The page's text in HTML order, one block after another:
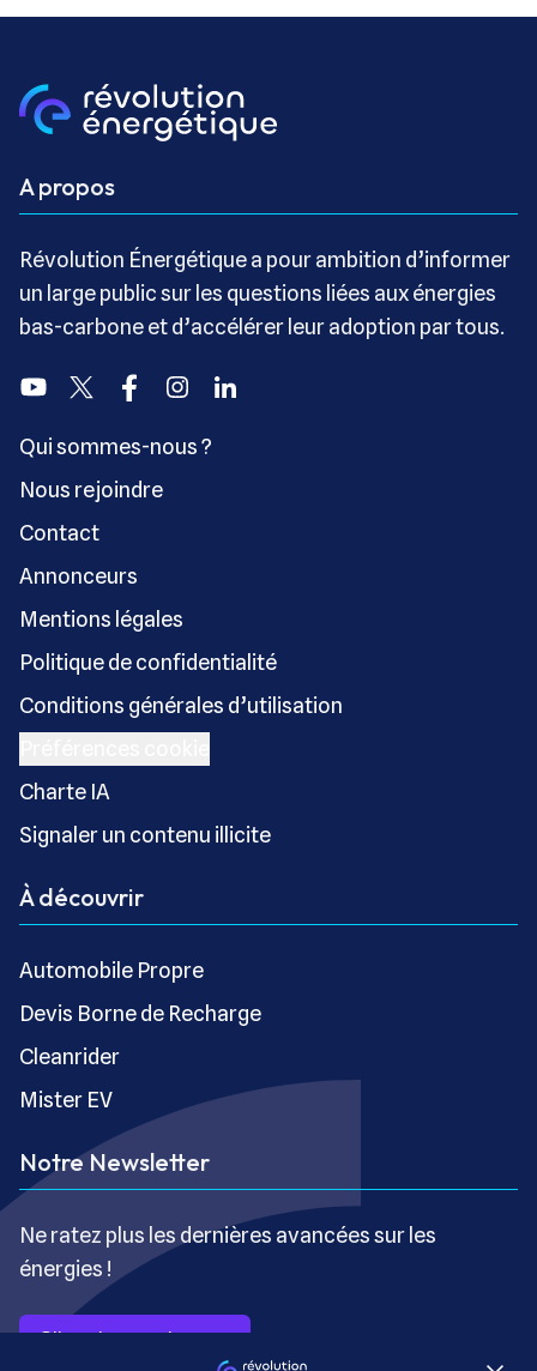
A propos
Révolution Énergétique a pour ambition d’informer
un large public sur les questions liées aux énergies
bas-carbone et d’accélérer leur adoption par tous.
YoutubeTwitter FacebookInstagramLinkedin
Qui sommes-nous ?
Nous rejoindre
Contact
Annonceurs
Mentions légales
Politique de confidentialité
Conditions générales d’utilisation
Charte IA
Signaler un contenu illicite
À découvrir
Automobile Propre
Devis Borne de Recharge
Cleanrider
Mister EV
Notre Newsletter
Ne ratez plus les dernières avancées sur les
énergies !
S’inscrire gratuitement